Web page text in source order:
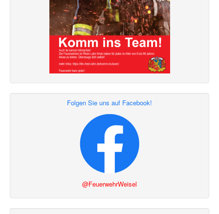
Folgen Sie uns auf Facebook!
@FeuerwehrWeisel